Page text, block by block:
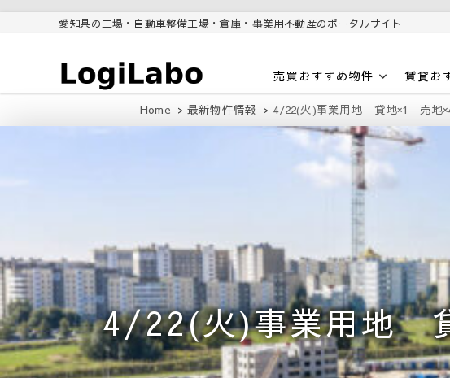
愛知県の工場・自動車整備工場・倉庫・事業用不動産のポータルサイト
ロジラボ
愛知県の工場・クレーン付工
場・自動車整備工場・倉庫・事
業用不動産のポータルサイト
売買おすすめ物件 賃貸お
Home 最新物件情報 4/22(火)事業用地 貸地×1 売地×4
4/22(火)事業用地